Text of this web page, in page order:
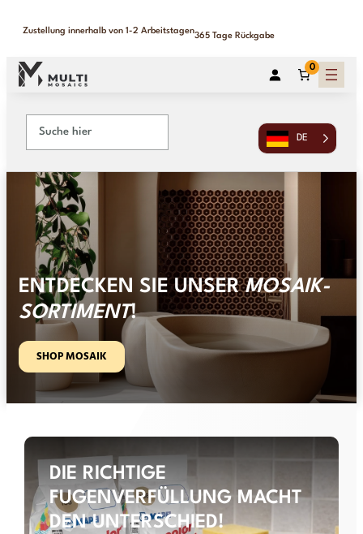
Zustellung innerhalb von 1-2 Arbeitstagen
365 Tage Rückgabe
0
DE
ENTDECKEN SIE UNSERMOSAIK-
SORTIMENT!
SHOP MOSAIK
DIE RICHTIGE
FUGENVERFÜLLUNG MACHT
DEN UNTERSCHIED!